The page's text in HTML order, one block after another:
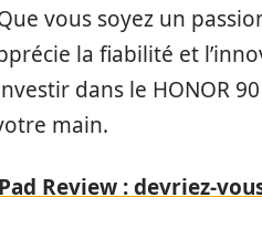
vous soyez un
la fiabilité et
dans le HONOR
main.
Review : devriez-